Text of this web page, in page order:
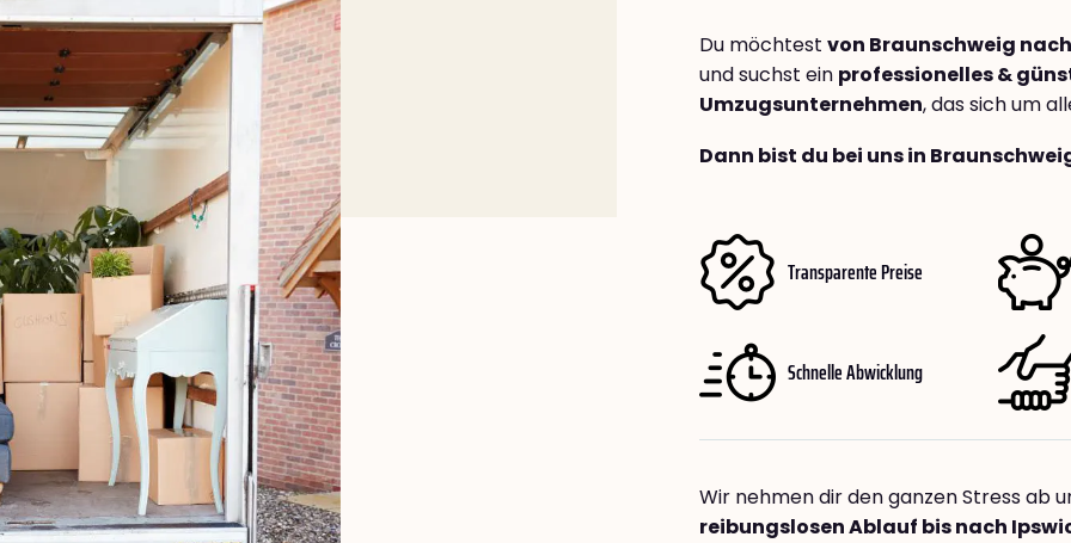
Du möchtest von Braunschweig
und suchst ein professionelles &
Umzugsunternehmen, das sich um
Dann bist du bei uns in
Transparente Preise
Schnelle Abwicklung
Wir nehmen dir den ganzen Stress ab
reibungslosen Ablauf bis nach